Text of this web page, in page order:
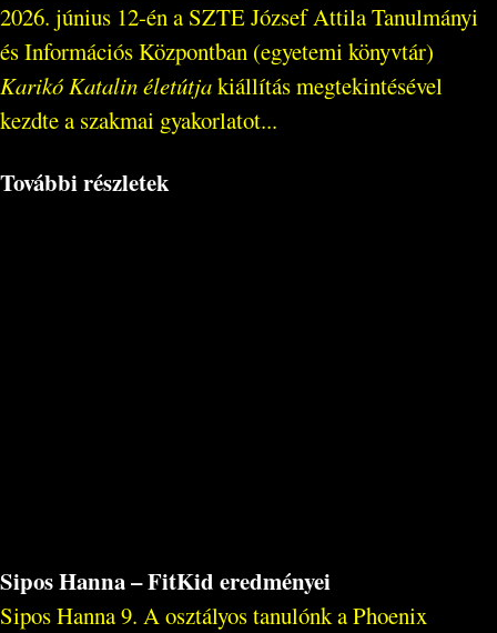
2026. június 12-én a SZTE József Attila Tanulmányi
és Információs Központban (egyetemi könyvtár)
Karikó Katalin életútjakiállítás megtekintésével
kezdte a szakmai gyakorlatot...
További részletek
Sipos Hanna – FitKid eredményei
Sipos Hanna 9. A osztályos tanulónk a Phoenix